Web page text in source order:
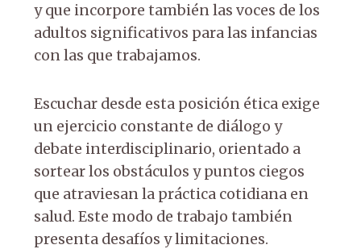
y que incorpore también las voces de los
adultos significativos para las infancias
con las que trabajamos.
Escuchar desde esta posición ética exige
un ejercicio constante de diálogo y
debate interdisciplinario, orientado a
sortear los obstáculos y puntos ciegos
que atraviesan la práctica cotidiana en
salud. Este modo de trabajo también
presenta desafíos y limitaciones.